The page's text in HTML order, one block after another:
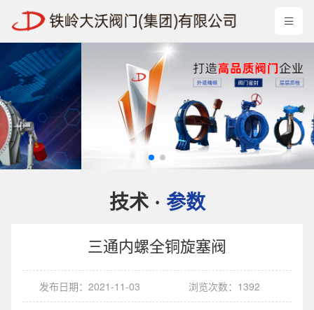
技术 · 参数
三通内螺全铜旋塞阀
发布日期：2021-11-03 浏览次数：1392